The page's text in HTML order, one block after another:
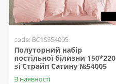
code: BC1SS54005
Полуторний набір
постільної білизни 150*220
зі Страйп Сатину №54005
В наявності